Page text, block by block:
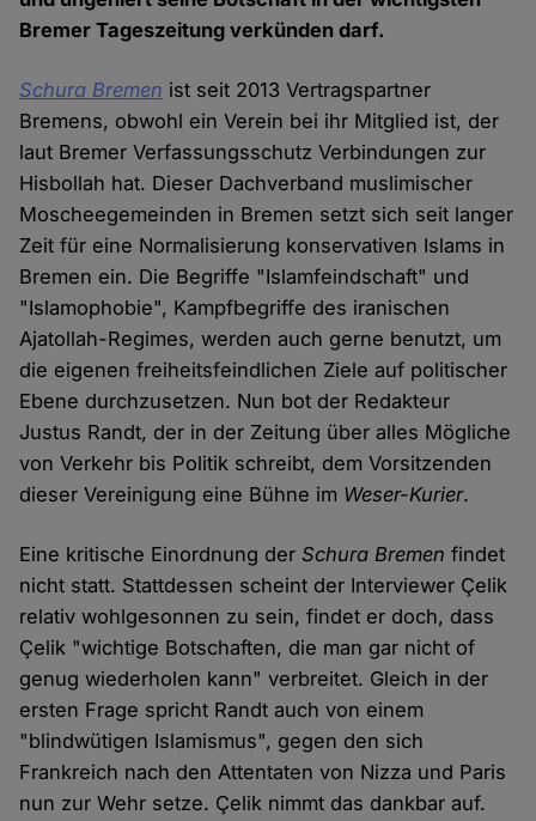
Bremer Tageszeitung verkünden darf.
Schura Bremen ist seit 2013 Vertragspartner
Bremens, obwohl ein Verein bei ihr Mitglied ist, der
laut Bremer Verfassungsschutz Verbindungen zur
Hisbollah hat. Dieser Dachverband muslimischer
Moscheegemeinden in Bremen setzt sich seit langer
Zeit für eine Normalisierung konservativen Islams in
Bremen ein. Die Begriffe "Islamfeindschaft" und
"Islamophobie", Kampfbegriffe des iranischen
Ajatollah-Regimes, werden auch gerne benutzt, um
die eigenen freiheitsfeindlichen Ziele auf politischer
Ebene durchzusetzen. Nun bot der Redakteur
Justus Randt, der in der Zeitung über alles Mögliche
von Verkehr bis Politik schreibt, dem Vorsitzenden
dieser Vereinigung eine Bühne im Weser-Kurier.
Eine kritische Einordnung derSchura Bremen findet
nicht statt. Stattdessen scheint der Interviewer Çelik
relativ wohlgesonnen zu sein, findet er doch, dass
Çelik "wichtige Botschaften, die man gar nicht of
genug wiederholen kann" verbreitet. Gleich in der
ersten Frage spricht Randt auch von einem
"blindwütigen Islamismus", gegen den sich
Frankreich nach den Attentaten von Nizza und Paris
nun zur Wehr setze. Çelik nimmt das dankbar auf.